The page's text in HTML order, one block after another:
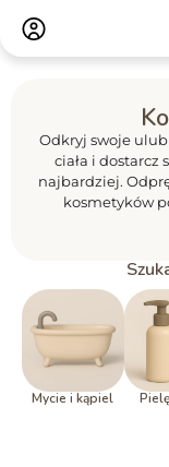
Odkryj swoje
ciała i dostarcz
najbardziej.
kosmetyków
Mycie i kąpiel